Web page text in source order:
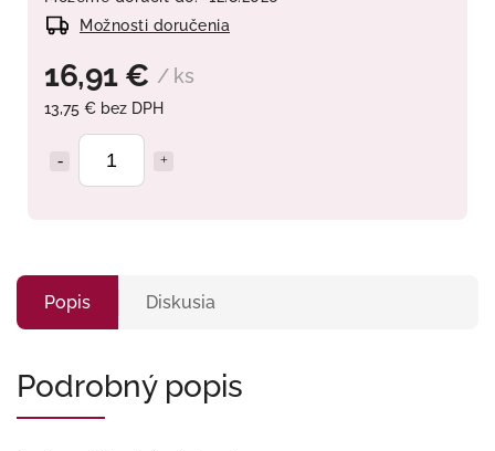
16,91 € / ks
13,75 € bez DPH
Možnosti doručenia
Popis Diskusia
Podrobný popis